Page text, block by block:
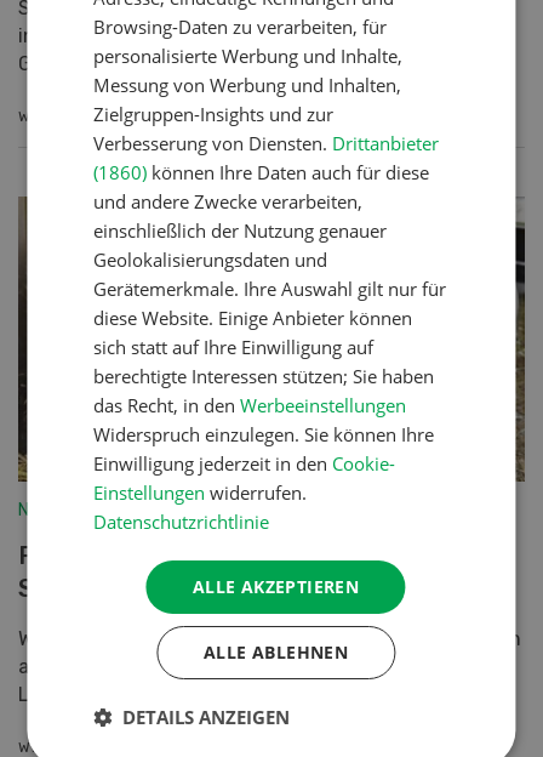
Standort. Jeder Betriebsleiter verfolgt seine
individuelle Betriebsstrategie. Die Böden, die
Grasbestände und...
WEITERLESEN
Nutztiere
Fütterung und Geburtsmanagement
Schweine
Was machen Zuchtbetriebe mit sehr hohen Leistungen
anders als ihre Berufskollegen mit durchschnittlichen
Leistungen? In einer Diplomarbeit wurden vor allem...
WEITERLESEN
Browsing-Daten zu verarbeiten, für
personalisierte Werbung und Inhalte,
Messung von Werbung und Inhalten,
Zielgruppen-Insights und zur
Verbesserung von Diensten. Drittanbieter
(1860) können Ihre Daten auch für diese
und andere Zwecke verarbeiten,
einschließlich der Nutzung genauer
Geolokalisierungsdaten und
Gerätemerkmale. Ihre Auswahl gilt nur für
diese Website. Einige Anbieter können
sich statt auf Ihre Einwilligung auf
berechtigte Interessen stützen; Sie haben
das Recht, in denWerbeeinstellungen
Widerspruch einzulegen. Sie können Ihre
Einwilligung jederzeit in den Cookie-
Einstellungen widerrufen.
Datenschutzrichtlinie
ALLE AKZEPTIEREN
ALLE ABLEHNEN
DETAILS ANZEIGEN